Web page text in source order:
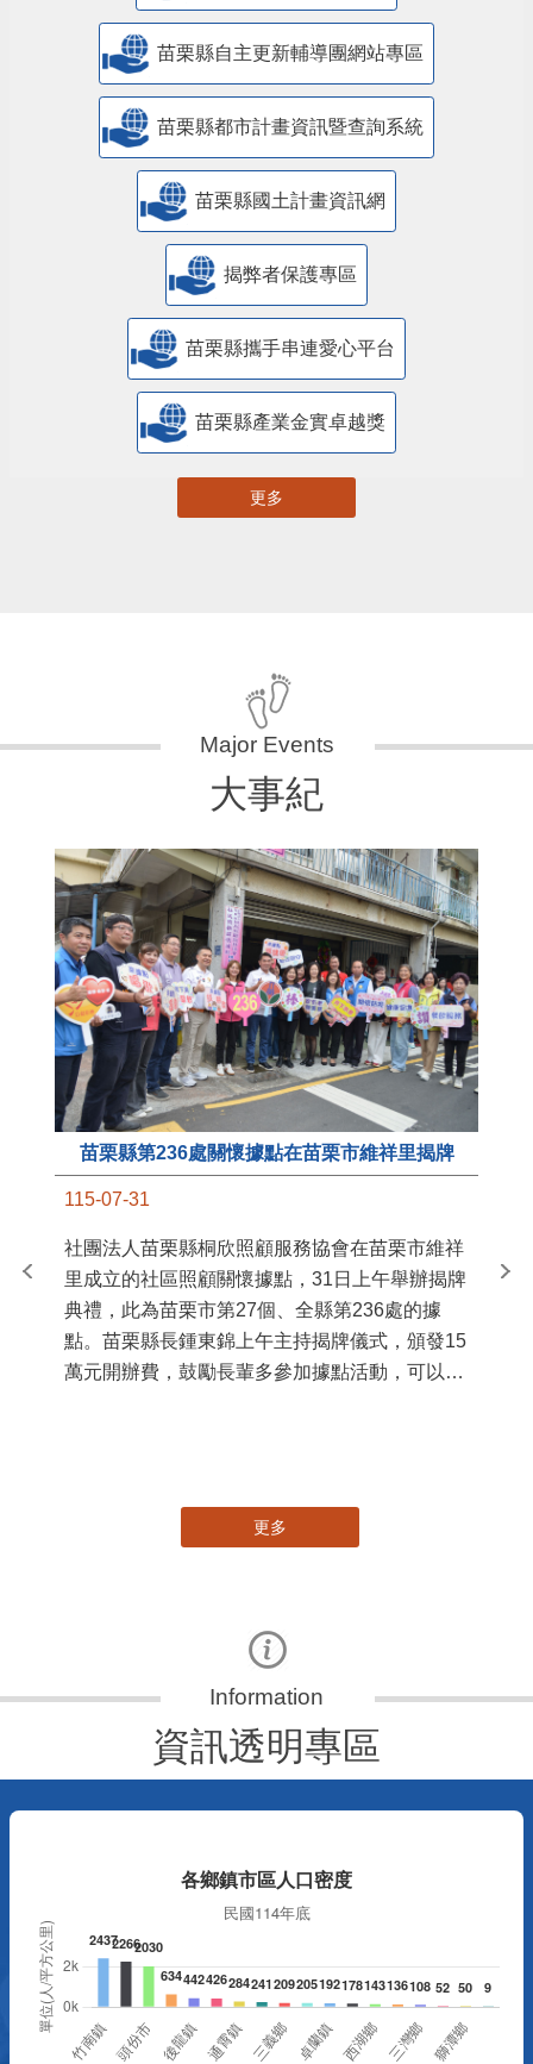
苗栗縣自主更新輔導團網站專區
苗栗縣都市計畫資訊暨查詢系統
苗栗縣國土計畫資訊網
揭弊者保護專區
苗栗縣攜手串連愛心平台
苗栗縣產業金實卓越獎
更多
大事紀
苗栗縣第236處關懷據點在苗栗市維祥里揭牌
115-07-31
社團法人苗栗縣桐欣照顧服務協會在苗栗市維祥
里成立的社區照顧關懷據點，31日上午舉辦揭牌
典禮，此為苗栗市第27個、全縣第236處的據
點。苗栗縣長鍾東錦上午主持揭牌儀式，頒發15
萬元開辦費，鼓勵長輩多參加據點活動，可以更
苗
更多
資訊透明專區